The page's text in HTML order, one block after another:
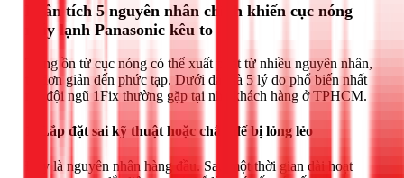
Phân tích 5 nguyên nhân chính khiến cục nóng
máy lạnh Panasonic kêu to
Tiếng ồn từ cục nóng có thể xuất phát từ nhiều nguyên nhân,
từ đơn giản đến phức tạp. Dưới đây là 5 lý do phổ biến nhất
mà đội ngũ 1Fix thường gặp tại nhà khách hàng ở TPHCM.
1. Lắp đặt sai kỹ thuật hoặc chân đế bị lỏng lẻo
Đây là nguyên nhân hàng đầu. Sau một thời gian dài hoạt